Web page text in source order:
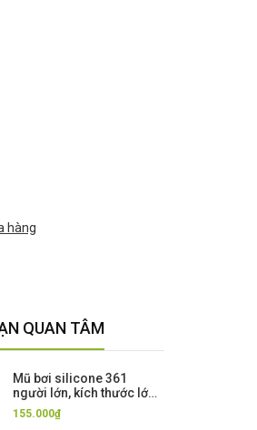
hàng
QUAN TÂM
Mũ bơi silicone 361
người lớn, kích thước lớn
cho người tóc dài, chống
nước, co giãn cao
155.000₫